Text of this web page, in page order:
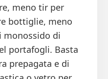
meno tir per
bottiglie, meno
monossido di
portafogli. Basta
prepagata e di